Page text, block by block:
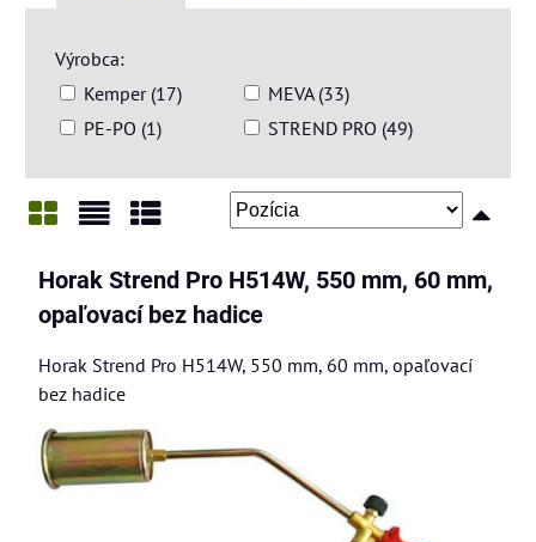
Výrobca:
Kemper (17)
MEVA (33)
PE-PO (1)
STREND PRO (49)
Horak Strend Pro H514W, 550 mm, 60 mm,
opaľovací bez hadice
Horak Strend Pro H514W, 550 mm, 60 mm, opaľovací
bez hadice